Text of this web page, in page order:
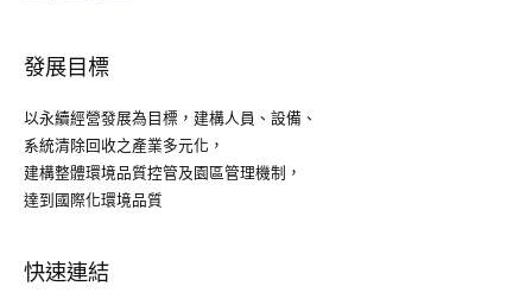
發展目標
以永續經營發展為目標，建構人員、設備、
系統清除回收之產業多元化，
建構整體環境品質控管及園區管理機制，
達到國際化環境品質
快速連結